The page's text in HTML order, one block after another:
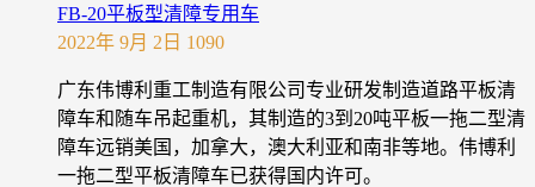
FB-20平板型清障专用车
2022年 9月 2日 1090
广东伟博利重工制造有限公司专业研发制造道路平板清
障车和随车吊起重机，其制造的3到20吨平板一拖二型清
障车远销美国，加拿大，澳大利亚和南非等地。伟博利
一拖二型平板清障车已获得国内许可。